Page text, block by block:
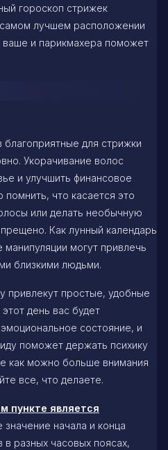
гороскоп стрижек
лучшем расположении
и парикмахера поможет
для стрижки
Укорачивание волос
и улучшить финансовое
что касается это
или делать необычную
Как лунный календарь
могут привлечь
близкими людьми.
привлекут простые, удобные
день вас будет
состояние, и
поможет держать психику
как можно больше внимания
все, что делаете.
пункте является
значение начала и конца
в разных часовых поясах,